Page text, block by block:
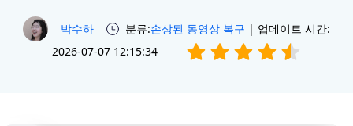
박수하 분류:손상된 동영상 복구 | 업데이트 시간:
2026-07-07 12:15:34